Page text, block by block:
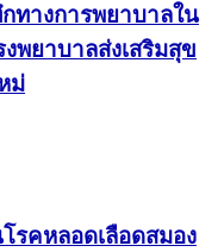
างการพยาบาลใน
พยาบาลส่งเสริมสุข
ม่
รคหลอดเลือดสมอง